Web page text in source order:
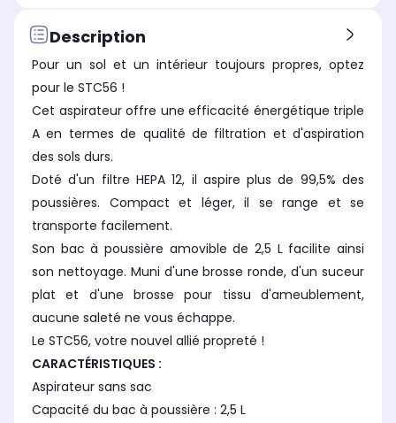
Carrelages, parquets, tapis
pour aspirer en profondeur,
pratique sans sac
Commande électronique à la
Non
Brosse principale
Brosse 2 en1 (sols durs et
moquettes)
Carrelages, parquets, tapis,
Pour quelle utilisation
pratique sans sac
Commande électronique à la
Brosse principale
Brosse 2 en1 (sols durs et
Description
Pour un sol et un intérieur toujours propres, optez
pour le STC56 !
Cet aspirateur offre une efficacité énergétique triple
A en termes de qualité de filtration et d'aspiration
des sols durs.
Doté d'un filtre HEPA 12, il aspire plus de 99,5% des
poussières. Compact et léger, il se range et se
transporte facilement.
Son bac à poussière amovible de 2,5 L facilite ainsi
son nettoyage. Muni d'une brosse ronde, d'un suceur
plat et d'une brosse pour tissu d'ameublement,
aucune saleté ne vous échappe.
Le STC56, votre nouvel allié propreté !
CARACTÉRISTIQUES :
Aspirateur sans sac
Capacité du bac à poussière : 2,5 L